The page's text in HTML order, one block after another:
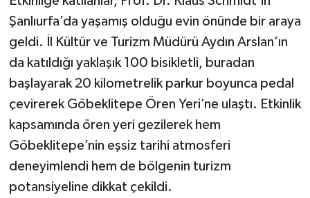
Şanlıurfa’da yaşamış olduğu evin önünde bir araya
geldi. İl Kültür ve Turizm Müdürü Aydın Arslan’ın
da katıldığı yaklaşık 100 bisikletli, buradan
başlayarak 20 kilometrelik parkur boyunca pedal
çevirerek Göbeklitepe Ören Yeri’ne ulaştı. Etkinlik
kapsamında ören yeri gezilerek hem
Göbeklitepe’nin eşsiz tarihi atmosferi
deneyimlendi hem de bölgenin turizm
potansiyeline dikkat çekildi.